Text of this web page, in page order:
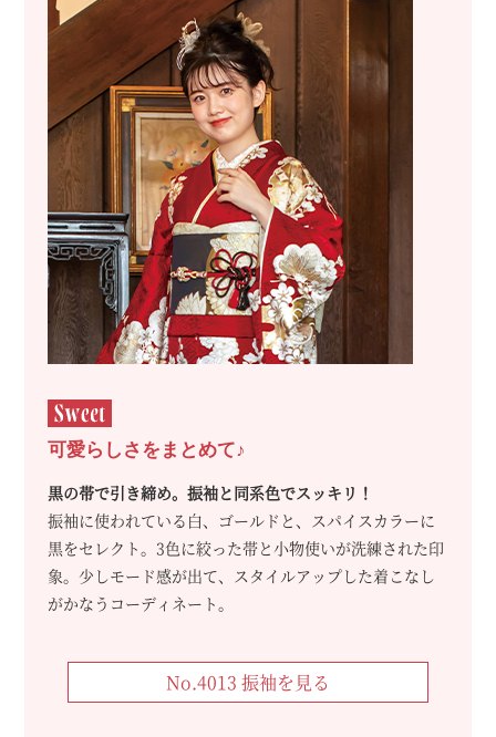
可愛らしさをまとめて♪
黒の帯で引き締め。振袖と同系色でスッキリ！
振袖に使われている白、ゴールドと、スパイスカラーに
黒をセレクト。3色に絞った帯と小物使いが洗練された印
象。少しモード感が出て、スタイルアップした着こなし
がかなうコーディネート。
No.4013 振袖を見る